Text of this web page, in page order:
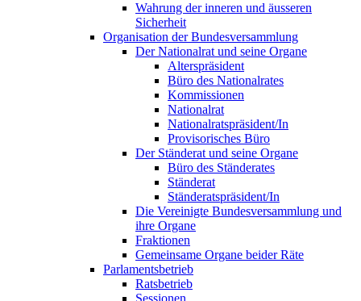
Wahrung der inneren und äusseren
Sicherheit
Organisation der Bundesversammlung
Der Nationalrat und seine Organe
Alterspräsident
Büro des Nationalrates
Kommissionen
Nationalrat
Nationalratspräsident/In
Provisorisches Büro
Der Ständerat und seine Organe
Büro des Ständerates
Ständerat
Ständeratspräsident/In
Die Vereinigte Bundesversammlung und
ihre Organe
Fraktionen
Gemeinsame Organe beider Räte
Parlamentsbetrieb
Ratsbetrieb